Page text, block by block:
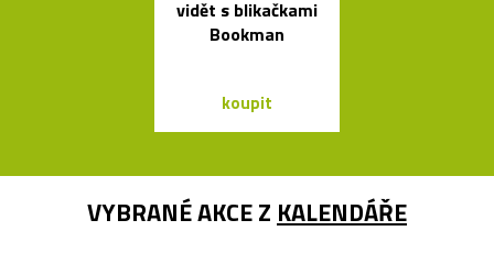
vidět s blikačkami
Bookman
koupit
VYBRANÉ AKCE Z KALENDÁŘE